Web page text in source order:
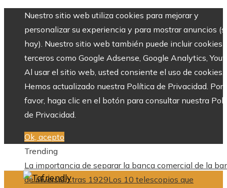
Nuestro sitio web utiliza cookies para mejorar y
personalizar su experiencia y para mostrar anuncios
hay). Nuestro sitio web también puede incluir cookies
terceros como Google Adsense, Google Analytics,
Al usar el sitio web, usted consiente el uso de cookies.
Hemos actualizado nuestra Política de Privacidad. Por
favor, haga clic en el botón para consultar nuestra
de Privacidad.
Ok, acepto
Trending
La importancia de separar la banca comercial de la
de inversión tras 1929Los 10 telescopios que